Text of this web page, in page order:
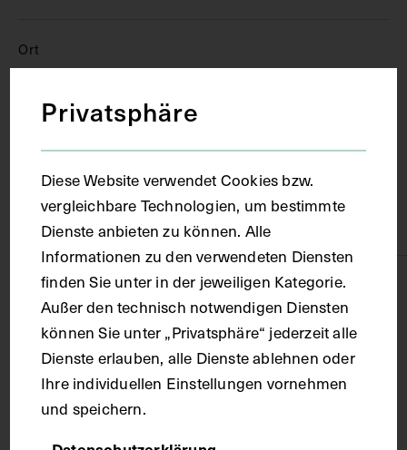
Ort
Wien
Papier
Technik
Zeichnung
Maße
Privatsphäre
Diese Website verwendet Cookies bzw.
vergleichbare Technologien, um bestimmte
Dienste anbieten zu können. Alle
Informationen zu den verwendeten Diensten
finden Sie unter in der jeweiligen Kategorie.
Außer den technisch notwendigen Diensten
können Sie unter „Privatsphäre“ jederzeit alle
Dienste erlauben, alle Dienste ablehnen oder
Ihre individuellen Einstellungen vornehmen
und speichern.